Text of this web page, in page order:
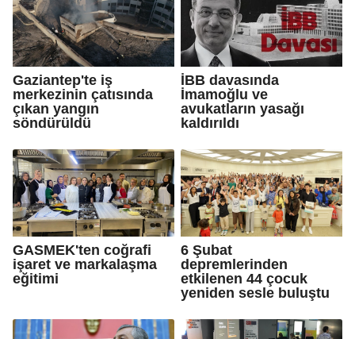
Gaziantep'te iş
merkezinin çatısında
çıkan yangın
söndürüldü
İBB davasında
İmamoğlu ve
avukatların yasağı
kaldırıldı
GASMEK'ten coğrafi
işaret ve markalaşma
eğitimi
6 Şubat
depremlerinden
etkilenen 44 çocuk
yeniden sesle buluştu